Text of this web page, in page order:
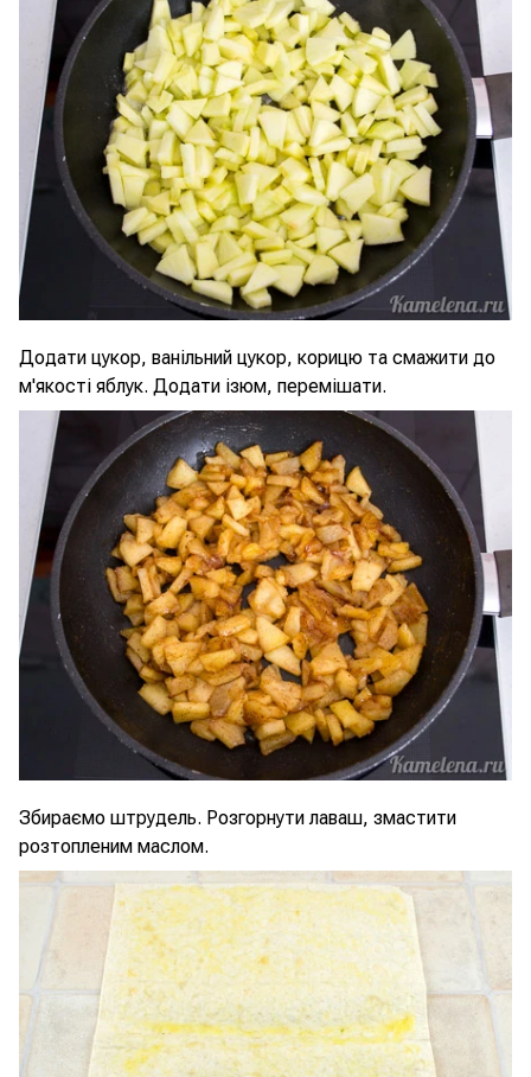
Додати цукор, ванільний цукор, корицю та смажити до
м'якості яблук. Додати ізюм, перемішати.
Збираємо штрудель. Розгорнути лаваш, змастити
розтопленим маслом.